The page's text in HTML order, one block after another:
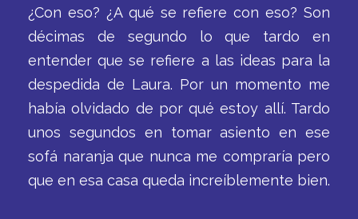
¿Con eso? ¿A qué se refiere con eso? Son
décimas de segundo lo que tardo en
entender que se refiere a las ideas para la
despedida de Laura. Por un momento me
había olvidado de por qué estoy allí. Tardo
unos segundos en tomar asiento en ese
sofá naranja que nunca me compraría pero
que en esa casa queda increíblemente bien.